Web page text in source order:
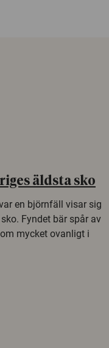
äldsta sko
en björnfäll visar sig
Fyndet bär spår av
mycket ovanligt i